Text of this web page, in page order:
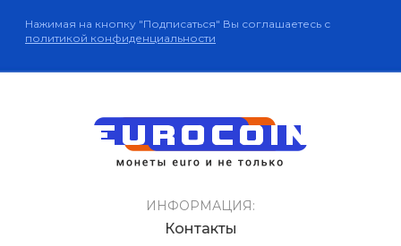
Нажимая на кнопку "Подписаться" Вы соглашаетесь с
политикой конфиденциальности
ИНФОРМАЦИЯ:
Контакты